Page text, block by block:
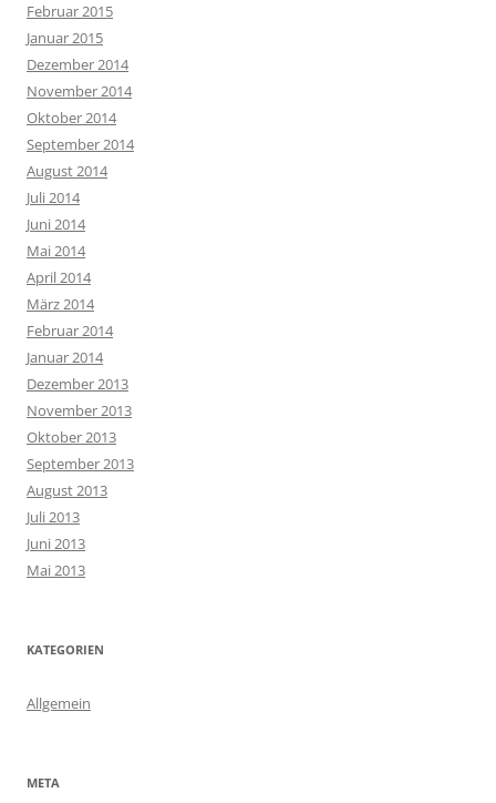
Februar 2015
Januar 2015
Dezember 2014
November 2014
Oktober 2014
September 2014
August 2014
Juli 2014
Juni 2014
Mai 2014
April 2014
März 2014
Februar 2014
Januar 2014
Dezember 2013
November 2013
Oktober 2013
September 2013
August 2013
Juli 2013
Juni 2013
Mai 2013
KATEGORIEN
Allgemein
META